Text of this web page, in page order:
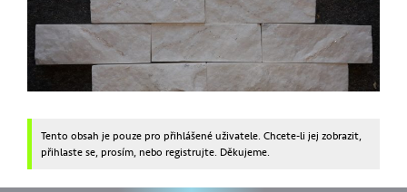
Tento obsah je pouze pro přihlášené uživatele. Chcete-li jej zobrazit,
přihlaste se, prosím, nebo registrujte. Děkujeme.